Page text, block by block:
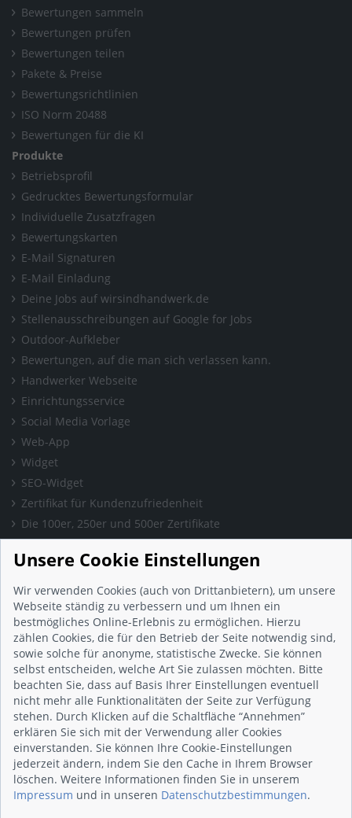
Bewertungen sammeln
Bewertungen prüfen
Bewertungen teilen
Pakete & Preise
Bewertungsrichtlinien
ISO Norm 20488
Bewertungen für die KI
Produkte
Betriebsprofil
Gedrucktes Bewertungsformular
Individuelle Zusatzfragen
Bewertungskarten
E-Mail Signaturen
E-Mail Einladung
Deine Jobs auf wirsindhandwerk.de
Stellenausschreibungen auf Google for Jobs
Outdoor-Aufkleber
Bewertungen, auf die man sich verlassen kann.
Handwerker Webseite
Einrichtungsservice
Social Media Vorlage
Web-App
Widget
SEO-Widget
Zertifikat für Kundenzufriedenheit
Die 100er, 250er und 500er Zertifikate
Presse & Wissen
Presse und Informationen
Blog
Häufig gestellte Fragen (FAQ)
Studie: Digitalisierungsbarometer
Initiative gegen Fake-Bewertungen
Kunden Informationen
Beratungsgespräch vereinbaren
Impressum
Datenschutz
AGB
Nutzungsbedingungen
Kontakt
Unsere Cookie Einstellungen
Wir verwenden Cookies (auch von Drittanbietern), um unsere
Webseite ständig zu verbessern und um Ihnen ein
bestmögliches Online-Erlebnis zu ermöglichen. Hierzu
zählen Cookies, die für den Betrieb der Seite notwendig sind,
sowie solche für anonyme, statistische Zwecke. Sie können
selbst entscheiden, welche Art Sie zulassen möchten. Bitte
beachten Sie, dass auf Basis Ihrer Einstellungen eventuell
nicht mehr alle Funktionalitäten der Seite zur Verfügung
stehen. Durch Klicken auf die Schaltfläche “Annehmen”
erklären Sie sich mit der Verwendung aller Cookies
einverstanden. Sie können Ihre Cookie-Einstellungen
jederzeit ändern, indem Sie den Cache in Ihrem Browser
löschen. Weitere Informationen finden Sie in unserem
Impressum und in unseren Datenschutzbestimmungen.